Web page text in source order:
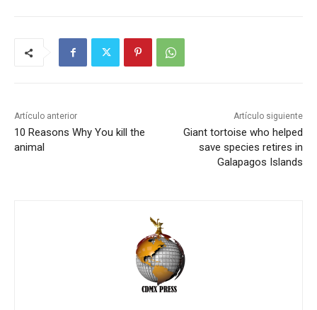
Artículo anterior
10 Reasons Why You kill the
animal
Artículo siguiente
Giant tortoise who helped
save species retires in
Galapagos Islands